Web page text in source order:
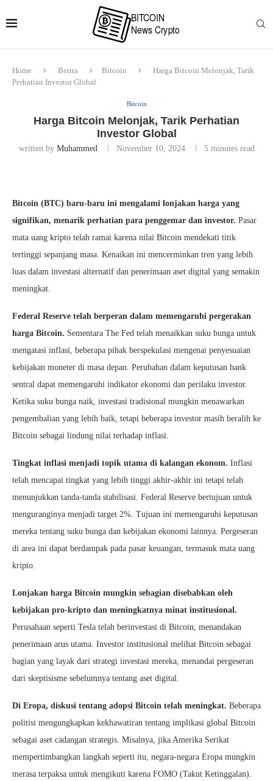
Home Berita Bitcoin
Harga Bitcoin Melonjak, Tarik
Perhatian Investor Global
Bitcoin
Harga Bitcoin Melonjak, Tarik Perhatian
Investor Global
written by Muhammed November 10, 2024 5 minutes read
Bitcoin (BTC) baru-baru ini mengalami lonjakan harga yang
signifikan, menarik perhatian para penggemar dan investor. Pasar
mata uang kripto telah ramai karena nilai Bitcoin mendekati titik
tertinggi sepanjang masa. Kenaikan ini mencerminkan tren yang lebih
luas dalam investasi alternatif dan penerimaan aset digital yang semakin
meningkat.
Federal Reserve telah berperan dalam memengaruhi pergerakan
harga Bitcoin. Sementara The Fed telah menaikkan suku bunga untuk
mengatasi inflasi, beberapa pihak berspekulasi mengenai penyesuaian
kebijakan moneter di masa depan. Perubahan dalam keputusan bank
sentral dapat memengaruhi indikator ekonomi dan perilaku investor.
Ketika suku bunga naik, investasi tradisional mungkin menawarkan
pengembalian yang lebih baik, tetapi beberapa investor masih beralih ke
Bitcoin sebagai lindung nilai terhadap inflasi.
Tingkat inflasi menjadi topik utama di kalangan ekonom. Inflasi
telah mencapai tingkat yang lebih tinggi akhir-akhir ini tetapi telah
menunjukkan tanda-tanda stabilisasi. Federal Reserve bertujuan untuk
menguranginya menjadi target 2%. Tujuan ini memengaruhi keputusan
mereka tentang suku bunga dan kebijakan ekonomi lainnya. Pergeseran
di area ini dapat berdampak pada pasar keuangan, termasuk mata uang
kripto.
Lonjakan harga Bitcoin mungkin sebagian disebabkan oleh
kebijakan pro-kripto dan meningkatnya minat institusional.
Perusahaan seperti Tesla telah berinvestasi di Bitcoin, menandakan
penerimaan arus utama. Investor institusional melihat Bitcoin sebagai
bagian yang layak dari strategi investasi mereka, menandai pergeseran
dari skeptisisme sebelumnya tentang aset digital.
Di Eropa, diskusi tentang adopsi Bitcoin telah meningkat. Beberapa
politisi mengungkapkan kekhawatiran tentang implikasi global Bitcoin
sebagai aset cadangan strategis. Misalnya, jika Amerika Serikat
mempertimbangkan langkah seperti itu, negara-negara Eropa mungkin
merasa terpaksa untuk mengikuti karena FOMO (Takut Ketinggalan).